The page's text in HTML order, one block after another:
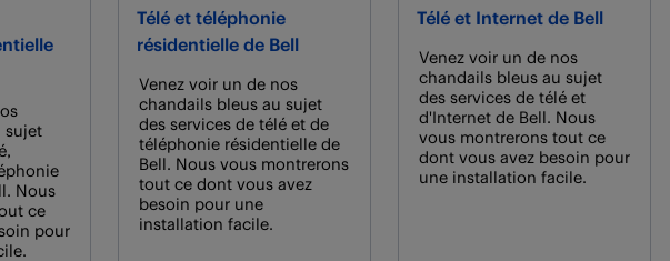
sujet
Nous
ce
pour
Télé et téléphonie
résidentielle de Bell
Venez voir un de nos
chandails bleus au sujet
des services de télé et de
téléphonie résidentielle de
Bell. Nous vous montrerons
tout ce dont vous avez
besoin pour une
installation facile.
Télé et Internet de Bell
Venez voir un de nos
chandails bleus au sujet
des services de télé et
d'Internet de Bell. Nous
vous montrerons tout ce
dont vous avez besoin pour
une installation facile.